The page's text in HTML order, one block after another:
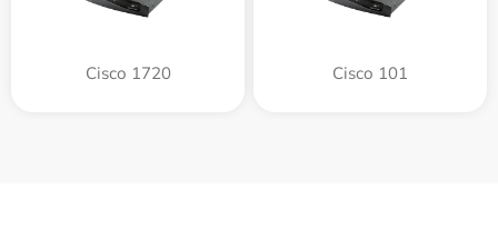
Cisco 1720 Cisco 101